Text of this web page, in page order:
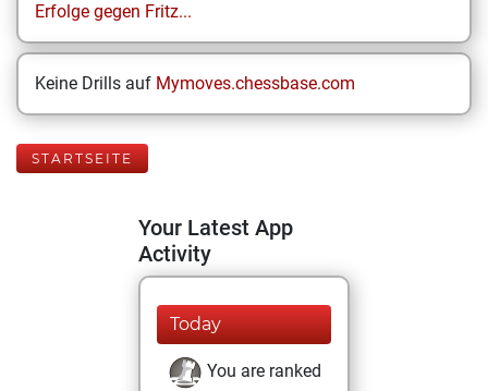
Erfolge gegen Fritz...
Keine Drills auf Mymoves.chessbase.com
STARTSEITE
Your Latest App
Activity
Today
You are ranked